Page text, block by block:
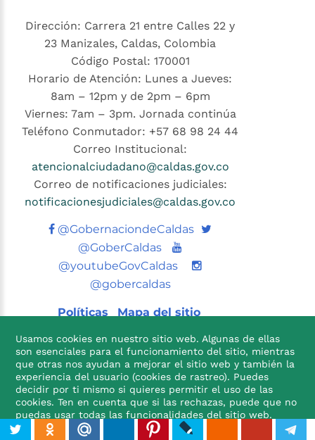
Dirección: Carrera 21 entre Calles 22 y
23 Manizales, Caldas, Colombia
Código Postal: 170001
Horario de Atención: Lunes a Jueves:
8am – 12pm y de 2pm – 6pm
Viernes: 7am – 3pm. Jornada continúa
Teléfono Conmutador: +57 68 98 24 44
Correo Institucional:
atencionalciudadano@caldas.gov.co
Correo de notificaciones judiciales:
notificacionesjudiciales@caldas.gov.co
@GobernaciondeCaldas Twitter
@GoberCaldas
Youtube
@youtubeGovCaldas
@gobercaldas
Políticas Mapa del sitio

Usamos cookies en nuestro sitio web. Algunas de ellas
son esenciales para el funcionamiento del sitio, mientras
que otras nos ayudan a mejorar el sitio web y también la
experiencia del usuario (cookies de rastreo). Puedes
decidir por ti mismo si quieres permitir el uso de las
cookies. Ten en cuenta que si las rechazas, puede que no
puedas usar todas las funcionalidades del sitio web.